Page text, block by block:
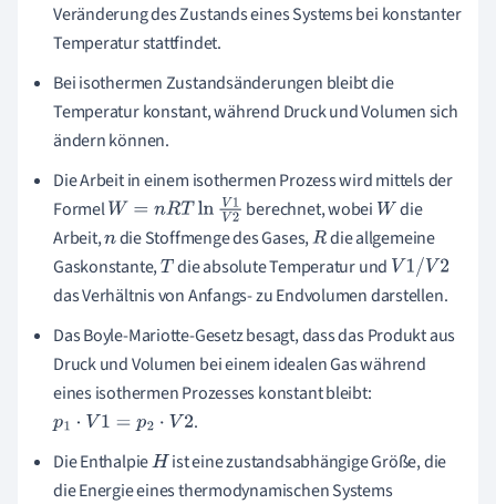
Veränderung des Zustands eines Systems bei konstanter
Temperatur stattfindet.
Bei isothermen Zustandsänderungen bleibt die
Temperatur konstant, während Druck und Volumen sich
ändern können.
Die Arbeit in einem isothermen Prozess wird mittels der
FormelW= nR TlnV1V2 berechnet, wobei W die
Arbeit,ndie Stoffmenge des Gases,R die allgemeine
Gaskonstante,T die absolute Temperatur und V1/V2
das Verhältnis von Anfangs- zu Endvolumen darstellen.
Das Boyle-Mariotte-Gesetz besagt, dass das Produkt aus
Druck und Volumen bei einem idealen Gas während
eines isothermen Prozesses konstant bleibt:
p1 V 1=p 2⋅V2
.
Die EnthalpieH ist eine zustandsabhängige Größe, die
die Energie eines thermodynamischen Systems